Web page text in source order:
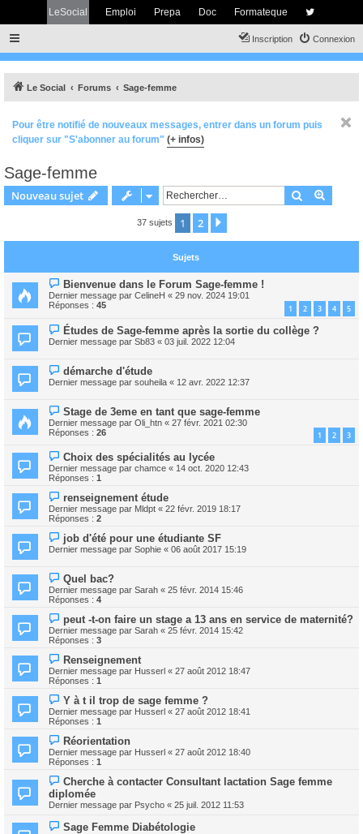
LeSocial Emploi Prepa Doc Formateque
Connexion
Inscription
Le Social Forums Sage-femme
Pour être notifié de nouveaux messages, entrer dans un forum puis
cliquer sur "S'abonner au forum" (+ infos)
Sage-femme
Nouveau sujet Rechercher
37 sujets 1 2
Sujets
Bienvenue dans le Forum Sage-femme !
Dernier message par CelineH « 29 nov. 2024 19:01
Réponses : 45 1 2 3 4 5
Études de Sage-femme après la sortie du collège ?
Dernier message par Sb83 « 03 juil. 2022 12:04
démarche d'étude
Dernier message par souheila « 12 avr. 2022 12:37
Stage de 3eme en tant que sage-femme
Dernier message par Oli_htn « 27 févr. 2021 02:30
Réponses : 26 1 2 3
Choix des spécialités au lycée
Dernier message par chamce « 14 oct. 2020 12:43
Réponses : 1
renseignement étude
Dernier message par Mldpt « 22 févr. 2019 18:17
Réponses : 2
job d'été pour une étudiante SF
Dernier message par Sophie « 06 août 2017 15:19
Quel bac?
Dernier message par Sarah « 25 févr. 2014 15:46
Réponses : 4
peut -t-on faire un stage a 13 ans en service de maternité?
Dernier message par Sarah « 25 févr. 2014 15:42
Réponses : 3
Renseignement
Dernier message par Husserl « 27 août 2012 18:47
Réponses : 1
Y à t il trop de sage femme ?
Dernier message par Husserl « 27 août 2012 18:41
Réponses : 1
Réorientation
Dernier message par Husserl « 27 août 2012 18:40
Réponses : 1
Cherche à contacter Consultant lactation Sage femme
diplomée
Dernier message par Psycho « 25 juil. 2012 11:53
Sage Femme Diabétologie